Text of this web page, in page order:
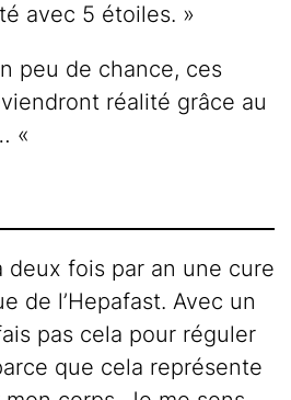
avec 5 étoiles. »
peu de chance, ces
réalité grâce au
«
deux fois par an une cure
de l’Hepafast. Avec un
pas cela pour réguler
que cela représente